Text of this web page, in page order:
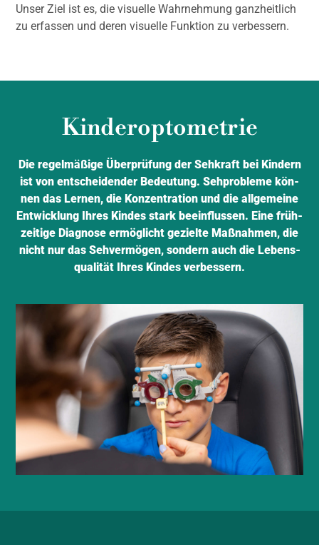
Unser Ziel ist es, die visu­el­le Wahr­neh­mung ganz­heit­lich
zu erfas­sen und deren visu­el­le Funk­ti­on zu ver­bes­sern.
Kinderoptometrie
Die regel­mä­ßi­ge Über­prü­fung der Seh­kraft bei Kin­dern
ist von ent­schei­den­der Bedeu­tung. Seh­pro­ble­me kön­
nen das Ler­nen, die Kon­zen­tra­ti­on und die all­ge­mei­ne
Ent­wick­lung Ihres Kin­des stark beein­flus­sen. Eine früh­
zei­ti­ge Dia­gno­se ermög­licht geziel­te Maß­nah­men, die
nicht nur das Seh­ver­mö­gen, son­dern auch die Lebens­
qua­li­tät Ihres Kin­des ver­bes­sern.